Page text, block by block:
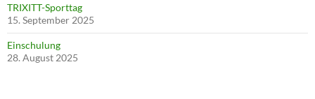
TRIXITT-Sporttag
15. September 2025
Einschulung
28. August 2025